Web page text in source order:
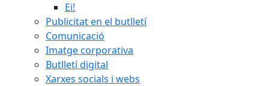
Ei!
Publicitat en el butlletí
Comunicació
Imatge corporativa
Butlletí digital
Xarxes socials i webs